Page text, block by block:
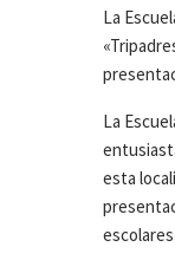
La
La
esta